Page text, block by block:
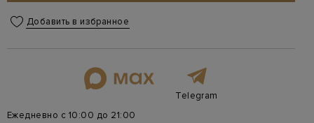
Добавить в избранное
Telegram
Ежедневно с 10:00 до 21:00